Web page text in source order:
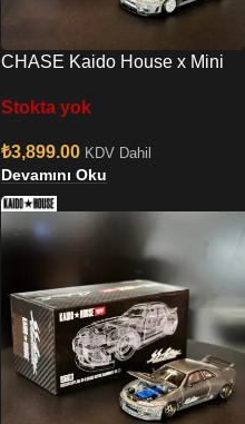
CHASE Kaido House x Mini
DAI33 V1
Stokta yok
₺3,899.00 KDV Dahil
Devamını Oku